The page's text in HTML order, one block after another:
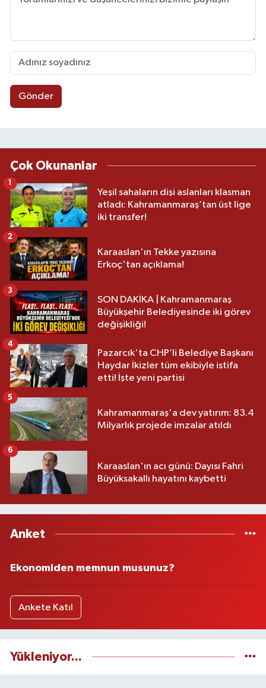
Gönder
Çok Okunanlar
Yeşil sahaların dişi aslanları klasman
atladı: Kahramanmaraş’tan üst lige
iki transfer!
Karaaslan'ın Tekke yazısına
Erkoç'tan açıklama!
2
SON DAKİKA | Kahramanmaraş
Büyükşehir Belediyesinde iki görev
değişikliği!
3
Pazarcık'ta CHP’li Belediye Başkanı
Haydar İkizler tüm ekibiyle istifa
etti! İşte yeni partisi
4
Kahramanmaraş'a dev yatırım: 83.4
Milyarlık projede imzalar atıldı
5
Karaaslan'ın acı günü: Dayısı Fahri
Büyüksakallı hayatını kaybetti
6
Anket
Ekonomiden memnun musunuz?
Ankete Katıl
Yükleniyor...